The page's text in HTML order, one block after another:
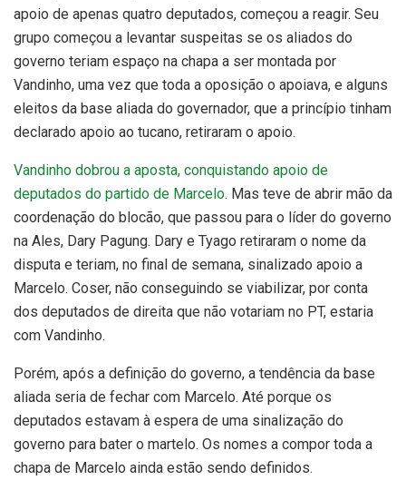
apoio de apenas quatro deputados, começou a reagir. Seu
grupo começou a levantar suspeitas se os aliados do
governo teriam espaço na chapa a ser montada por
Vandinho, uma vez que toda a oposição o apoiava, e alguns
eleitos da base aliada do governador, que a princípio tinham
declarado apoio ao tucano, retiraram o apoio.
Vandinho dobrou a aposta, conquistando apoio de
deputados do partido de Marcelo. Mas teve de abrir mão da
coordenação do blocão, que passou para o líder do governo
na Ales, Dary Pagung. Dary e Tyago retiraram o nome da
disputa e teriam, no final de semana, sinalizado apoio a
Marcelo. Coser, não conseguindo se viabilizar, por conta
dos deputados de direita que não votariam no PT, estaria
com Vandinho.
Porém, após a definição do governo, a tendência da base
aliada seria de fechar com Marcelo. Até porque os
deputados estavam à espera de uma sinalização do
governo para bater o martelo. Os nomes a compor toda a
chapa de Marcelo ainda estão sendo definidos.